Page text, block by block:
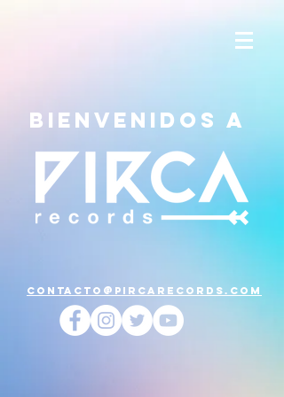
Bienvenidos a
CONTACTO@PIRCARECORDS.COM